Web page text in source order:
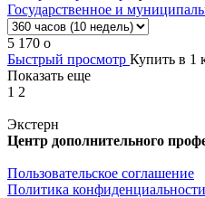
Государственное и
5 170 o
Быстрый просмотр Купить в 1
Показать еще
1 2
Экстерн
Центр дополнительного
Пользовательское соглашение
Политика конфиденциальности